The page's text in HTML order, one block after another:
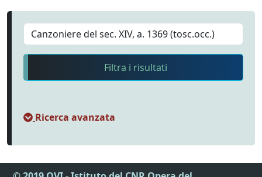
Filtra i risultati
Ricerca avanzata